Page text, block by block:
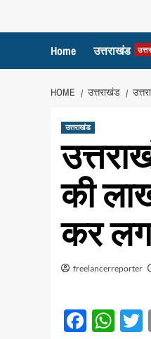
Home उत्तराखंड
HOME उत्तराखंड
उत्तराखंड
की
कर
freelancerreporter